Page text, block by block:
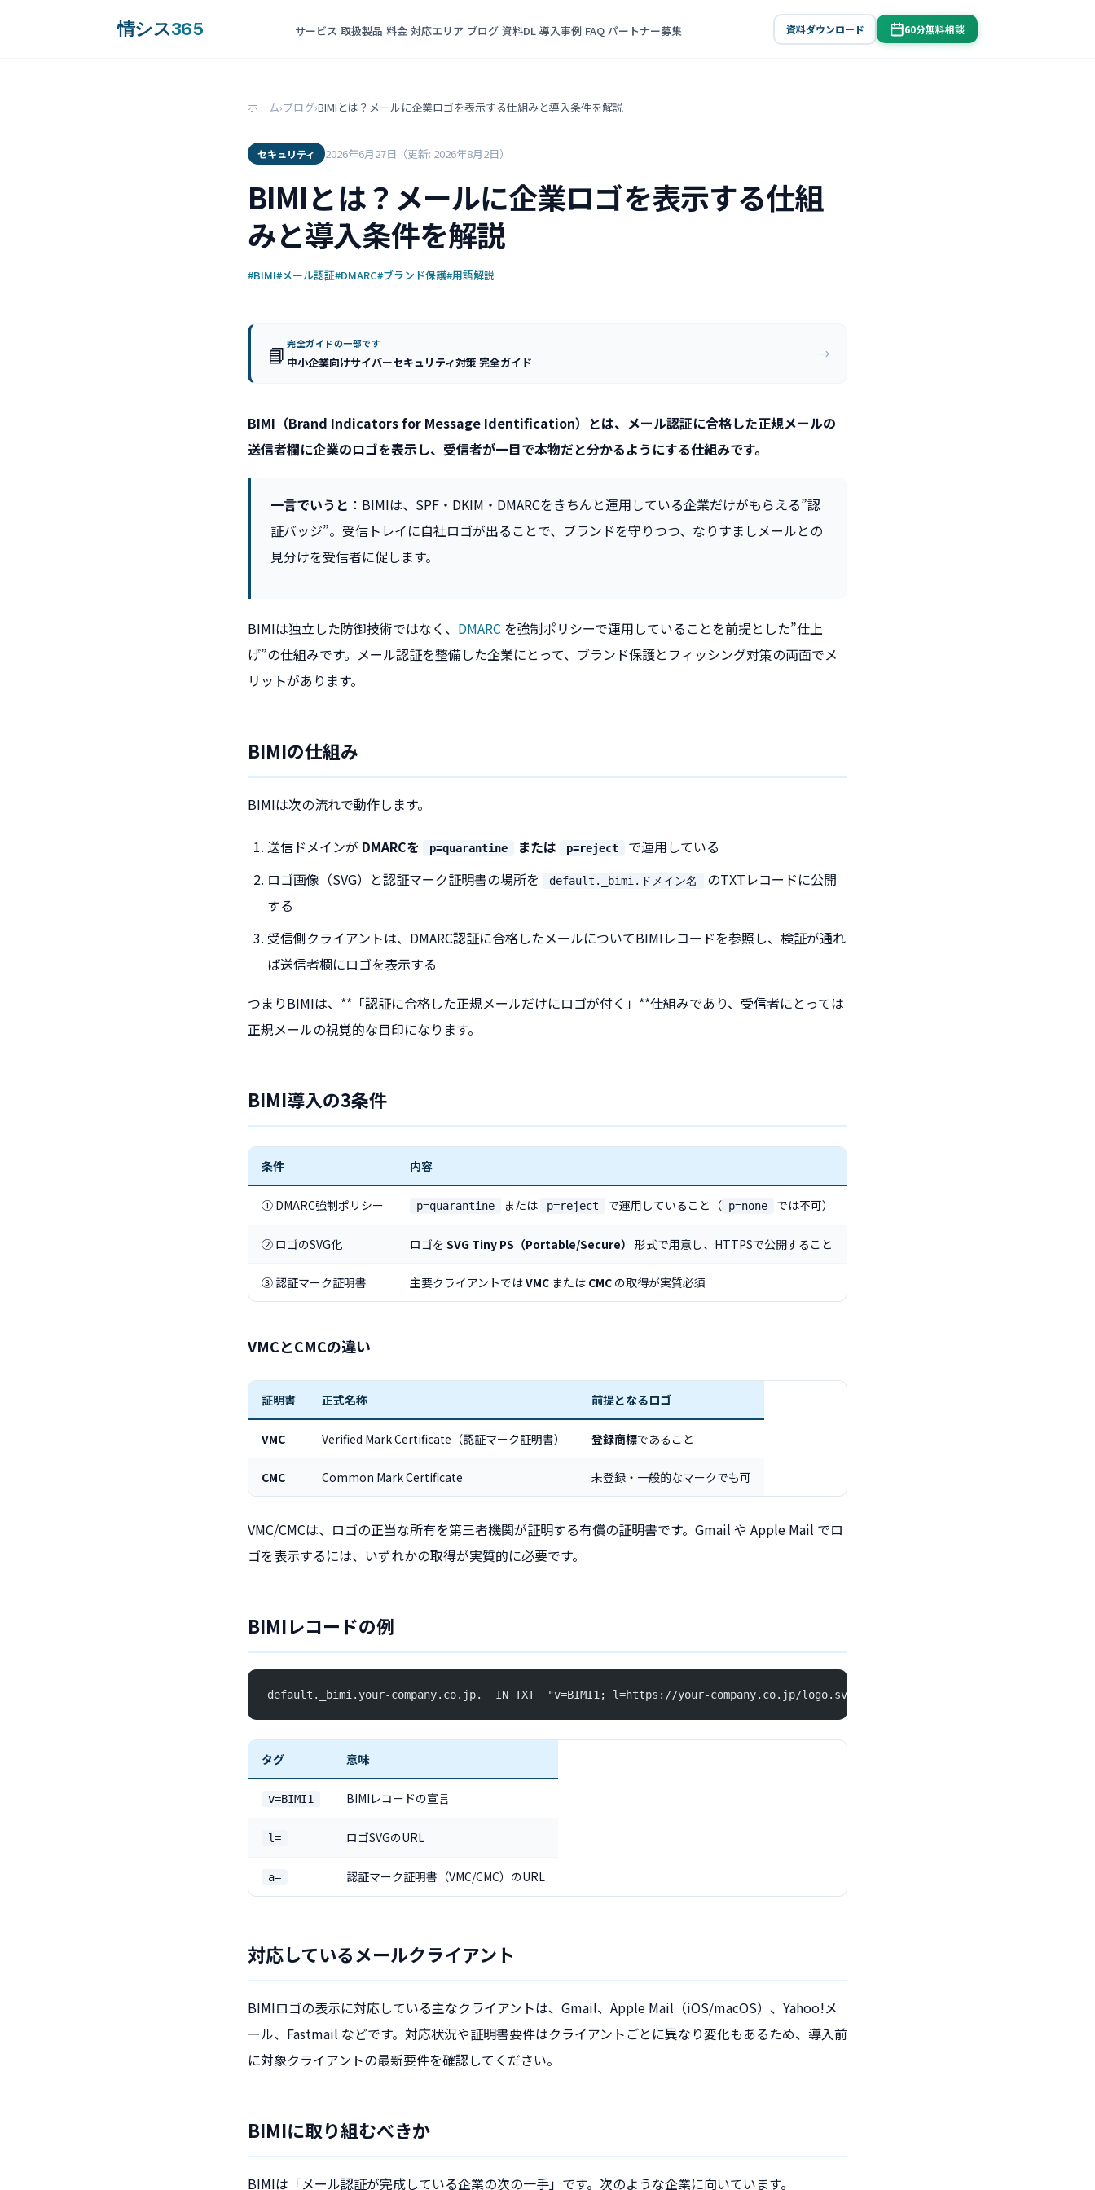
情シス365 サービス 取扱製品 料金 対応エリア ブログ 資料DL 導入事例 FAQ パートナー募集 資料ダウンロード 60分無料相談
ホーム›ブログ›BIMIとは？メールに企業ロゴを表示する仕組みと導入条件を解説
セキュリティ 2026年6月27日 （更新: 2026年8月2日）
BIMIとは？メールに企業ロゴを表示する仕組
みと導入条件を解説
#BIMI#メール認証#DMARC#ブランド保護#用語解説
📘 完全ガイドの一部です
中小企業向けサイバーセキュリティ対策 完全ガイド →
BIMI（Brand Indicators for Message Identification）とは、メール認証に合格した正規メールの
送信者欄に企業のロゴを表示し、受信者が一目で本物だと分かるようにする仕組みです。
一言でいうと ：BIMIは、SPF・DKIM・DMARCをきちんと運用している企業だけがもらえる”認
証バッジ”。受信トレイに自社ロゴが出ることで、ブランドを守りつつ、なりすましメールとの
見分けを受信者に促します。
BIMIは独立した防御技術ではなく、 DMARC を強制ポリシーで運用していることを前提とした”仕上
げ”の仕組みです。メール認証を整備した企業にとって、ブランド保護とフィッシング対策の両面でメ
リットがあります。
BIMIの仕組み
BIMIは次の流れで動作します。
送信ドメインが DMARCを p=quarantine または p=reject
で運用している
ロゴ画像（SVG）と認証マーク証明書の場所を
default._bimi.ドメイン名
のTXTレコードに公開
する
受信側クライアントは、DMARC認証に合格したメールについてBIMIレコードを参照し、検証が通れ
ば送信者欄にロゴを表示する
つまりBIMIは、**「認証に合格した正規メールだけにロゴが付く」**仕組みであり、受信者にとっては
正規メールの視覚的な目印になります。
BIMI導入の3条件
条件 内容
① DMARC強制ポリシー p=quarantine または p=reject で運用していること（ p=none では不可）
② ロゴのSVG化 ロゴを SVG Tiny PS（Portable/Secure） 形式で用意し、HTTPSで公開すること
③ 認証マーク証明書 主要クライアントではVMC または CMC の取得が実質必須
VMCとCMCの違い
証明書 正式名称 前提となるロゴ
VMC Verified Mark Certificate（認証マーク証明書） 登録商標であること
CMC Common Mark Certificate 未登録・一般的なマークでも可
VMC/CMCは、ロゴの正当な所有を第三者機関が証明する有償の証明書です。Gmail や Apple Mail でロ
ゴを表示するには、いずれかの取得が実質的に必要です。
BIMIレコードの例
default._bimi.your-company.co.jp.  IN TXT  "v=BIMI1; l=https://your-company.co.jp/logo.svg; a=https://your-company.co.jp/
タグ 意味
v=BIMI1 BIMIレコードの宣言
l= ロゴSVGのURL
a= 認証マーク証明書（VMC/CMC）のURL
対応しているメールクライアント
BIMIロゴの表示に対応している主なクライアントは、Gmail、Apple Mail（iOS/macOS）、Yahoo!メ
ール、Fastmail などです。対応状況や証明書要件はクライアントごとに異なり変化もあるため、導入前
に対象クライアントの最新要件を確認してください。
BIMIに取り組むべきか
BIMIは「メール認証が完成している企業の次の一手」です。次のような企業に向いています。